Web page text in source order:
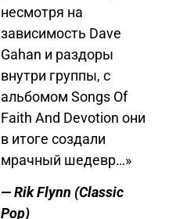
несмотря на
зависимость Dave
Gahan и раздоры
внутри группы, с
альбомом Songs Of
Faith And Devotion они
в итоге создали
мрачный шедевр…»
— Rik Flynn (Classic
Pop)